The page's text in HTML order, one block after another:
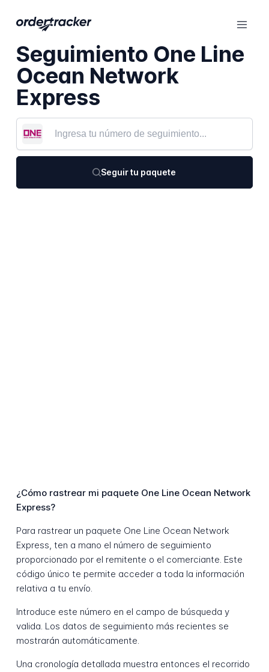
Seguimiento One Line
Ocean Network
Express
Seguir tu paquete
¿Cómo rastrear mi paquete One Line Ocean Network
Express?
Para rastrear un paquete One Line Ocean Network
Express, ten a mano el número de seguimiento
proporcionado por el remitente o el comerciante. Este
código único te permite acceder a toda la información
relativa a tu envío.
Introduce este número en el campo de búsqueda y
valida. Los datos de seguimiento más recientes se
mostrarán automáticamente.
Una cronología detallada muestra entonces el recorrido